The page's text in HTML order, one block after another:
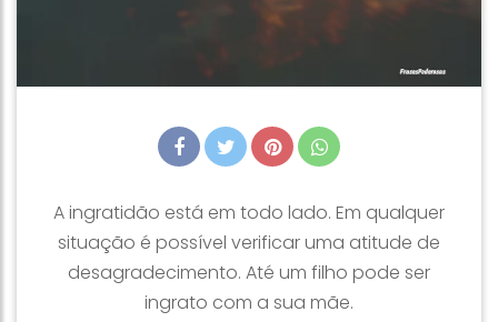
A ingratidão está em todo lado. Em qualquer
situação é possível verificar uma atitude de
desagradecimento. Até um filho pode ser
ingrato com a sua mãe.